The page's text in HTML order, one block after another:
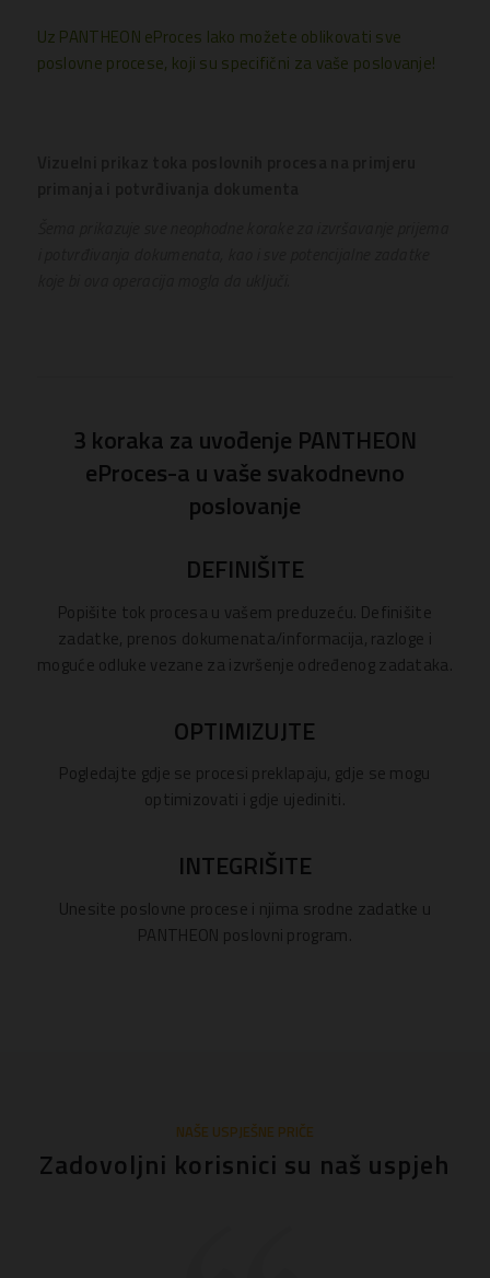
Uz PANTHEON eProces lako možete oblikovati sve
poslovne procese, koji su specifični za vaše poslovanje!
3 koraka za uvođenje PANTHEON
eProces-a u vaše svakodnevno
poslovanje
DEFINIŠITE
Popišite tok procesa u vašem preduzeću. Definišite
zadatke, prenos dokumenata/informacija, razloge i
moguće odluke vezane za izvršenje određenog zadataka.
OPTIMIZUJTE
Pogledajte gdje se procesi preklapaju, gdje se mogu
optimizovati i gdje ujediniti.
INTEGRIŠITE
Unesite poslovne procese i njima srodne zadatke u
PANTHEON poslovni program.
NAŠE USPJEŠNE PRIČE
Zadovoljni korisnici su naš uspjeh